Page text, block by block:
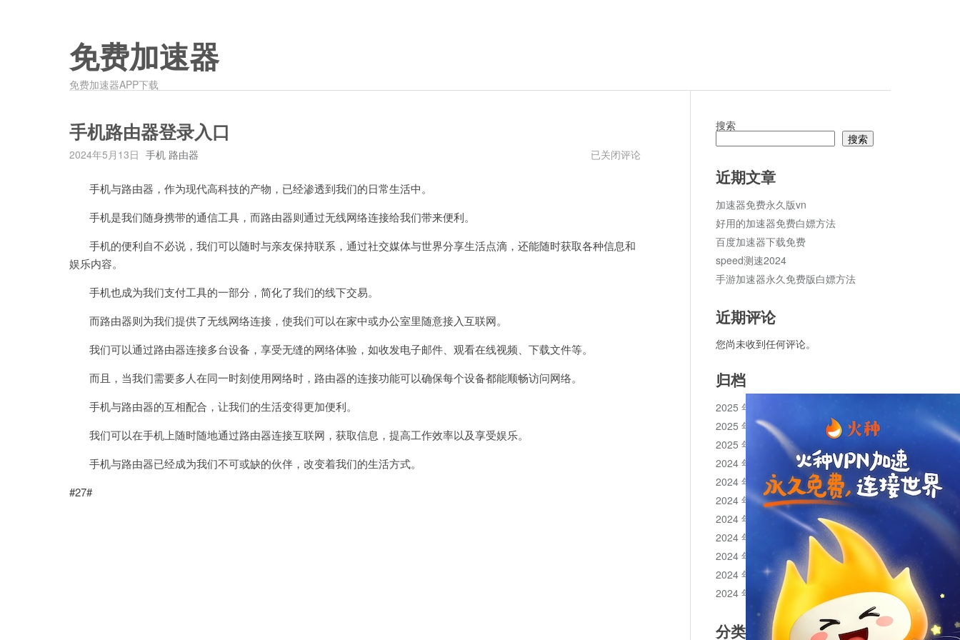
免费加速器
免费加速器APP下载
手机路由器登录入口
2024年5月13日 手机 路由器
手
口
已关闭评论
手机与路由器，作为现代高科技的产物，已经渗透到我们的日常生活中。
手机是我们随身携带的通信工具，而路由器则通过无线网络连接给我们带来便利。
手机的便利自不必说，我们可以随时与亲友保持联系，通过社交媒体与世界分享生活点滴，还能随时获取各种信息和
娱乐内容。
手机也成为我们支付工具的一部分，简化了我们的线下交易。
而路由器则为我们提供了无线网络连接，使我们可以在家中或办公室里随意接入互联网。
我们可以通过路由器连接多台设备，享受无缝的网络体验，如收发电子邮件、观看在线视频、下载文件等。
而且，当我们需要多人在同一时刻使用网络时，路由器的连接功能可以确保每个设备都能顺畅访问网络。
手机与路由器的互相配合，让我们的生活变得更加便利。
我们可以在手机上随时随地通过路由器连接互联网，获取信息，提高工作效率以及享受娱乐。
手机与路由器已经成为我们不可或缺的伙伴，改变着我们的生活方式。
#27#
搜索
搜索
近期文章
加速器免费永久版vn
好用的加速器免费白嫖方法
百度加速器下载免费
speed测速2024
手游加速器永久免费版白嫖方法
近期评论
您尚未收到任何评论。
归档
2025 年 11 月
2025 年 10 月
2025 年 1 月
2024 年 12 月
2024 年 11 月
2024 年 10 月
2024 年 9 月
2024 年 8 月
2024 年 7 月
2024 年 6 月
2024 年 5 月
分类目录